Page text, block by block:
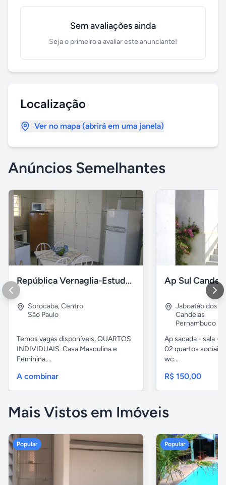
Sem avaliações ainda
Seja o primeiro a avaliar este anunciante!
Localização
Ver no mapa (abrirá em uma janela)
Anúncios Semelhantes
República Vernaglia-Estudantes e ou Trabalhadores
Sorocaba,Centro
São Paulo
Temos vagas disponíveis, QUARTOS
INDIVIDUAIS. Casa Masculina e
Feminina....
A combinar
Ap Sul
Jaboatão dos
Candeias
Pernambuco
Ap sacada - sala -
02 quartos
wc...
R$ 150,00
Mais Vistos em Imóveis
Popular Popular